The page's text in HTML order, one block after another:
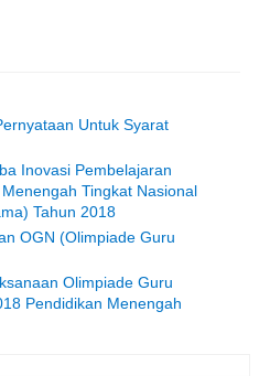
Untuk Syarat
Inovasi Pembelajaran
Tingkat Nasional
Tahun 2018
OGN (Olimpiade Guru
Olimpiade Guru
Pendidikan Menengah